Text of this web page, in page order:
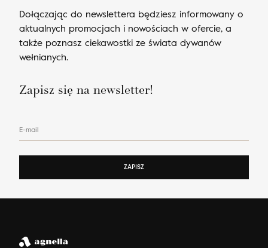
Dołączając do newslettera będziesz informowany o
aktualnych promocjach i nowościach w ofercie, a
także poznasz ciekawostki ze świata dywanów
wełnianych.
Zapisz się na newsletter!
E-mail
ZAPISZ